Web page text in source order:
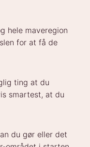
hele maveregion
for at få de
ting at du
smartest, at du
du gør eller det